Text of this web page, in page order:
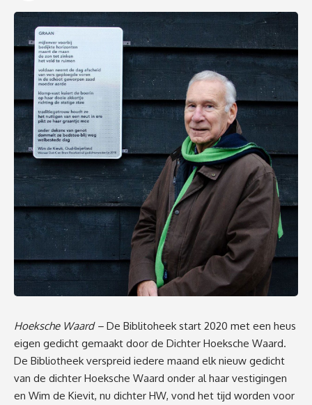
Hoeksche Waard – De Biblitoheek start 2020 met een heus
eigen gedicht gemaakt door de Dichter Hoeksche Waard.
De Bibliotheek verspreid iedere maand elk nieuw gedicht
van de dichter Hoeksche Waard onder al haar vestigingen
en Wim de Kievit, nu dichter HW, vond het tijd worden voor